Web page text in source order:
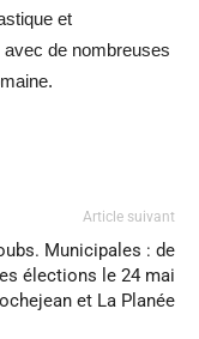
et
avec de nombreuses
Article suivant
Municipales : de
élections le 24 mai
et La Planée